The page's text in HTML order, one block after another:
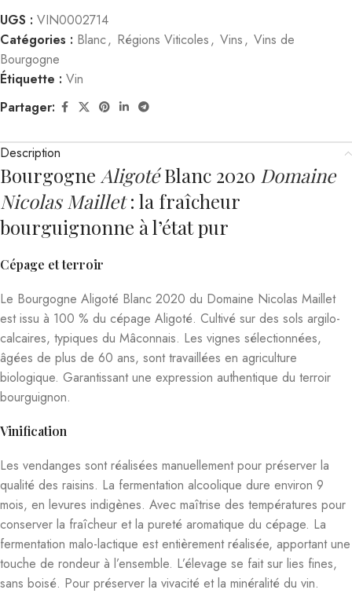
UGS : VIN0002714
Catégories : Blanc, Régions Viticoles, Vins, Vins de
Bourgogne
Étiquette : Vin
Partager:
Description
Bourgogne AligotéBlanc 2020 Domaine
Nicolas Maillet: la fraîcheur
bourguignonne à l’état pur
Cépage et terroir
Le Bourgogne Aligoté Blanc 2020 du Domaine Nicolas Maillet
est issu à 100 % du cépage Aligoté. Cultivé sur des sols argilo-
calcaires, typiques du Mâconnais. Les vignes sélectionnées,
âgées de plus de 60 ans, sont travaillées en agriculture
biologique. Garantissant une expression authentique du terroir
bourguignon.
Vinification
Les vendanges sont réalisées manuellement pour préserver la
qualité des raisins. La fermentation alcoolique dure environ 9
mois, en levures indigènes. Avec maîtrise des températures pour
conserver la fraîcheur et la pureté aromatique du cépage. La
fermentation malo-lactique est entièrement réalisée, apportant une
touche de rondeur à l’ensemble. L’élevage se fait sur lies fines,
sans boisé. Pour préserver la vivacité et la minéralité du vin.